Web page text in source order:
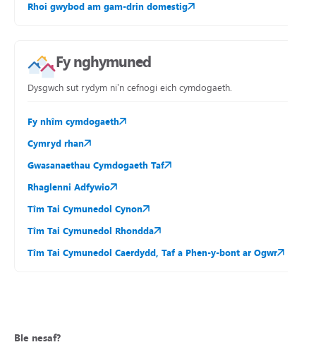
Rhoi gwybod am gam-drin domestig
Fy nghymuned
Dysgwch sut rydym ni’n cefnogi eich cymdogaeth.
Fy nhîm cymdogaeth
Cymryd rhan
Gwasanaethau Cymdogaeth Taf
Rhaglenni Adfywio
Tîm Tai Cymunedol Cynon
Tîm Tai Cymunedol Rhondda
Tîm Tai Cymunedol Caerdydd, Taf a Phen-y-bont ar Ogwr
Ble nesaf?